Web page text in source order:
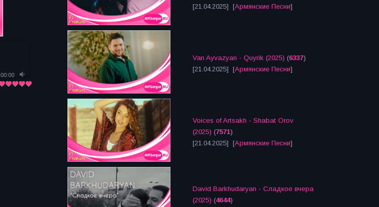
00:00
[21.04.2025] [Армянские Песни]
Van Ayvazyan - Quyrik (2025) (6337)
[21.04.2025] [Армянские Песни]
Voices of Artsakh - Shabat Orov
(2025) (7571)
[21.04.2025] [Армянские Песни]
David Barkhudaryan - Сладкое вчера
(2025) (4644)